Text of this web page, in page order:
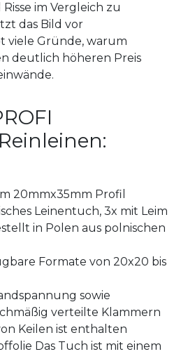
im Vergleich zu
das Bild vor
viele Gründe, warum
deutlich höheren Preis
20mmx35mm Profil
Leinentuch, 3x mit Leim
in Polen aus polnischen
Formate von 20x20 bis
sowie
verteilte Klammern
Keilen ist enthalten
Das Tuch ist mit einem